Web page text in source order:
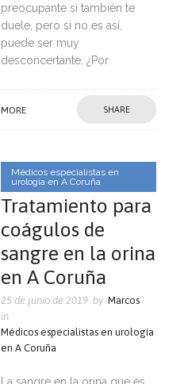
preocupante si también te
duele, pero si no es así,
puede ser muy
desconcertante. ¿Por
MORE SHARE
Médicos especialistas en
urología en A Coruña
Tratamiento para
coágulos de
sangre en la orina
en A Coruña
25 de junio de 2019 by Marcos
in
Médicos especialistas en urología
en A Coruña